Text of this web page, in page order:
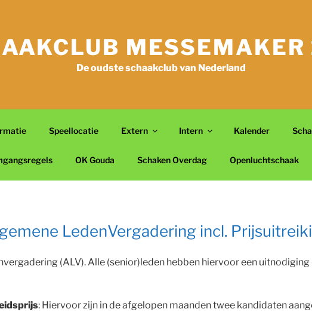
De oudste schaakclub van Nederland
Speellocatie Extern Intern Kalender
OK Gouda Schaken Overdag Openluchtschaak
LedenVergadering incl.
(ALV). Alle (senior)leden hebben hiervoor een
: Hiervoor zijn in de afgelopen maanden twee kandidaten